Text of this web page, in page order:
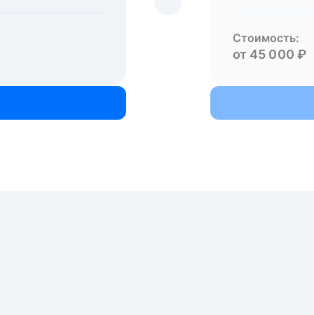
Стоимость:
от 45 000 ₽